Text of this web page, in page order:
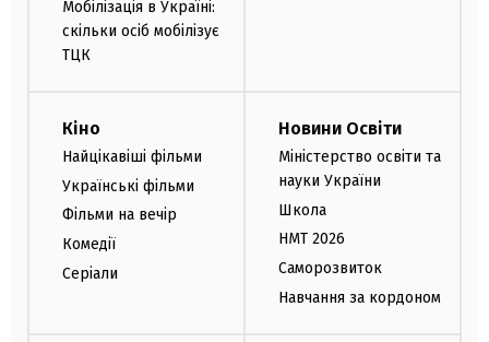
Мобілізація в Україні:
скільки осіб мобілізує
ТЦК
Кіно
Найцікавіші фільми
Українські фільми
Фільми на вечір
Комедії
Серіали
Новини Освіти
Міністерство освіти та
науки України
Школа
НМТ 2026
Саморозвиток
Навчання за кордоном